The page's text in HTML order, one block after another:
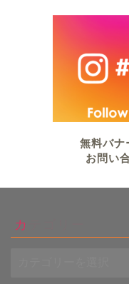
無料バナ
お問い